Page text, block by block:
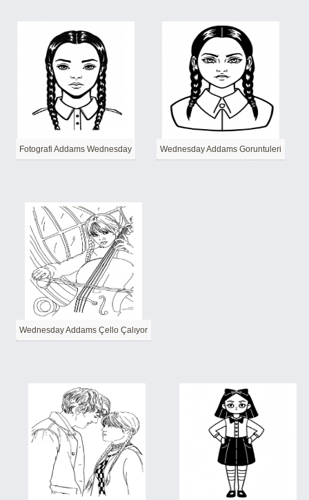
Fotografi Addams Wednesday Wednesday Addams Goruntuleri
Wednesday Addams Çello Çalıyor